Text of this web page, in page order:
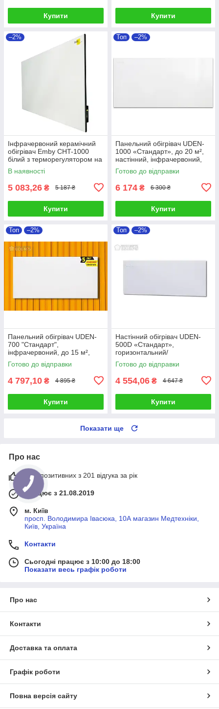
Купити Купити
–2%
Інфрачервоний керамічний
обігрівач Emby CHT-1000
білий з терморегулятором на
20 кв. м
В наявності
5 083,26 ₴ 5 187 ₴
Купити
Топ –2%
Панельний обігрівач UDEN-
1000 «Стандарт», до 20 м²,
настінний, інфрачервоний,
без шнура
Готово до відправки
6 174 ₴ 6 300 ₴
Купити
Топ –2%
Панельний обігрівач UDEN-
700 "Стандарт",
інфрачервоний, до 15 м²,
настінний, без кабелю
Готово до відправки
4 797,10 ₴ 4 895 ₴
Купити
Топ –2%
Настінний обігрівач UDEN-
500D «Стандарт»,
горизонтальний/
вертикальний монтаж
Готово до відправки
4 554,06 ₴ 4 647 ₴
Купити
Показати ще
Про нас
94% позитивних з 201 відгука за рік
Працює з 21.08.2019
м. Київ
просп. Володимира Івасюка, 10А магазин Медтехніки,
Київ, Україна
Контакти
Сьогодні працює з 10:00 до 18:00
Показати весь графік роботи
Про нас
Контакти
Доставка та оплата
Графік роботи
Повна версія сайту